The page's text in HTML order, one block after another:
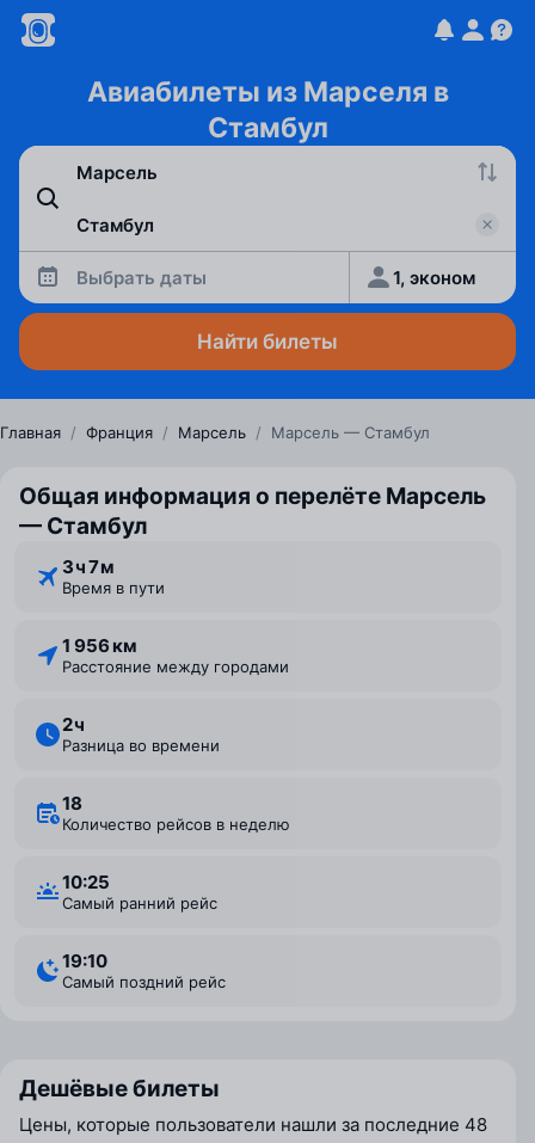
Авиабилеты из Марселя в
Стамбул
Выбрать даты 1, эконом
Найти билеты
Главная / Франция / Марсель / Марсель — Стамбул
Общая информация о перелёте Марсель
— Стамбул
3 ⁠ч 7 ⁠м
Время в пути
1 956 км
Расстояние между городами
2 ⁠ч
Разница во времени
18
Количество рейсов в неделю
10:25
Самый ранний рейс
19:10
Самый поздний рейс
Дешёвые билеты
Цены, которые пользователи нашли за последние 48